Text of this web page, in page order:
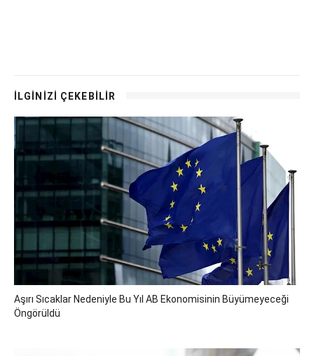
İLGİNİZİ ÇEKEBİLİR
Aşırı Sıcaklar Nedeniyle Bu Yıl AB Ekonomisinin Büyümeyeceği
Öngörüldü